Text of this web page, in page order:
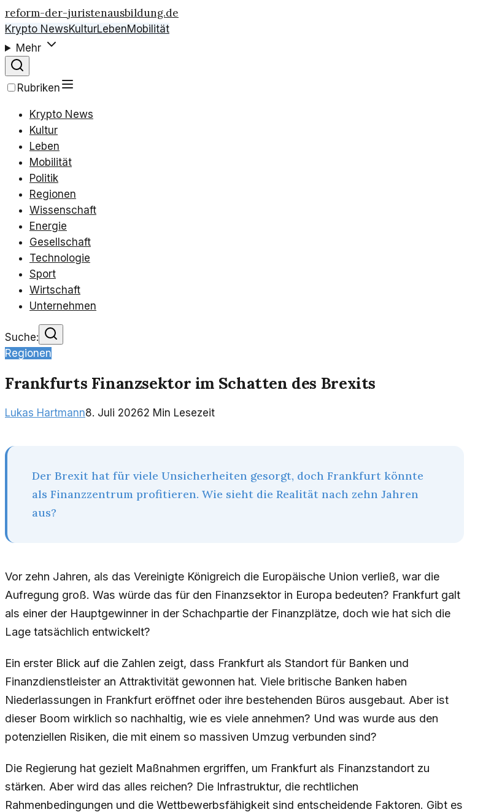
reform-der-juristenausbildung.de
Krypto NewsKulturLebenMobilität
Mehr
Rubriken
Krypto News
Kultur
Leben
Mobilität
Politik
Regionen
Wissenschaft
Energie
Gesellschaft
Technologie
Sport
Wirtschaft
Unternehmen
Suche:
Regionen
Frankfurts Finanzsektor im Schatten des Brexits
Lukas Hartmann8. Juli 20262 Min Lesezeit
Der Brexit hat für viele Unsicherheiten gesorgt, doch Frankfurt könnte
als Finanzzentrum profitieren. Wie sieht die Realität nach zehn Jahren
aus?
Vor zehn Jahren, als das Vereinigte Königreich die Europäische Union verließ, war die
Aufregung groß. Was würde das für den Finanzsektor in Europa bedeuten? Frankfurt galt
als einer der Hauptgewinner in der Schachpartie der Finanzplätze, doch wie hat sich die
Lage tatsächlich entwickelt?
Ein erster Blick auf die Zahlen zeigt, dass Frankfurt als Standort für Banken und
Finanzdienstleister an Attraktivität gewonnen hat. Viele britische Banken haben
Niederlassungen in Frankfurt eröffnet oder ihre bestehenden Büros ausgebaut. Aber ist
dieser Boom wirklich so nachhaltig, wie es viele annehmen? Und was wurde aus den
potenziellen Risiken, die mit einem so massiven Umzug verbunden sind?
Die Regierung hat gezielt Maßnahmen ergriffen, um Frankfurt als Finanzstandort zu
stärken. Aber wird das alles reichen? Die Infrastruktur, die rechtlichen
Rahmenbedingungen und die Wettbewerbsfähigkeit sind entscheidende Faktoren. Gibt es